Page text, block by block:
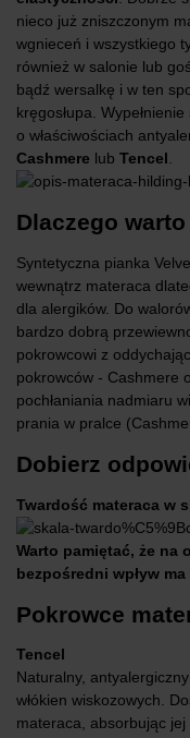
nieco już zniszczonym
wgnieceń i wszystkiego
również w salonie lub
bądź wersalkę i w ten
kręgosłupa.
o właściwościach
Cashmere lub Tencel
Dlaczego
Syntetyczna pianka
wewnątrz materaca
dla alergików. Do
bardzo dobrą
pokrowcowi z
pokrowców - Cashmere
pochłaniania nadmiaru
prania w pralce
Dobierz
Twardość materaca w
Warto pamiętać, że na
bezpośredni wpływ
Pokrowce
Tencel
Naturalny,
włókien wiskozowych.
materaca, absorbując